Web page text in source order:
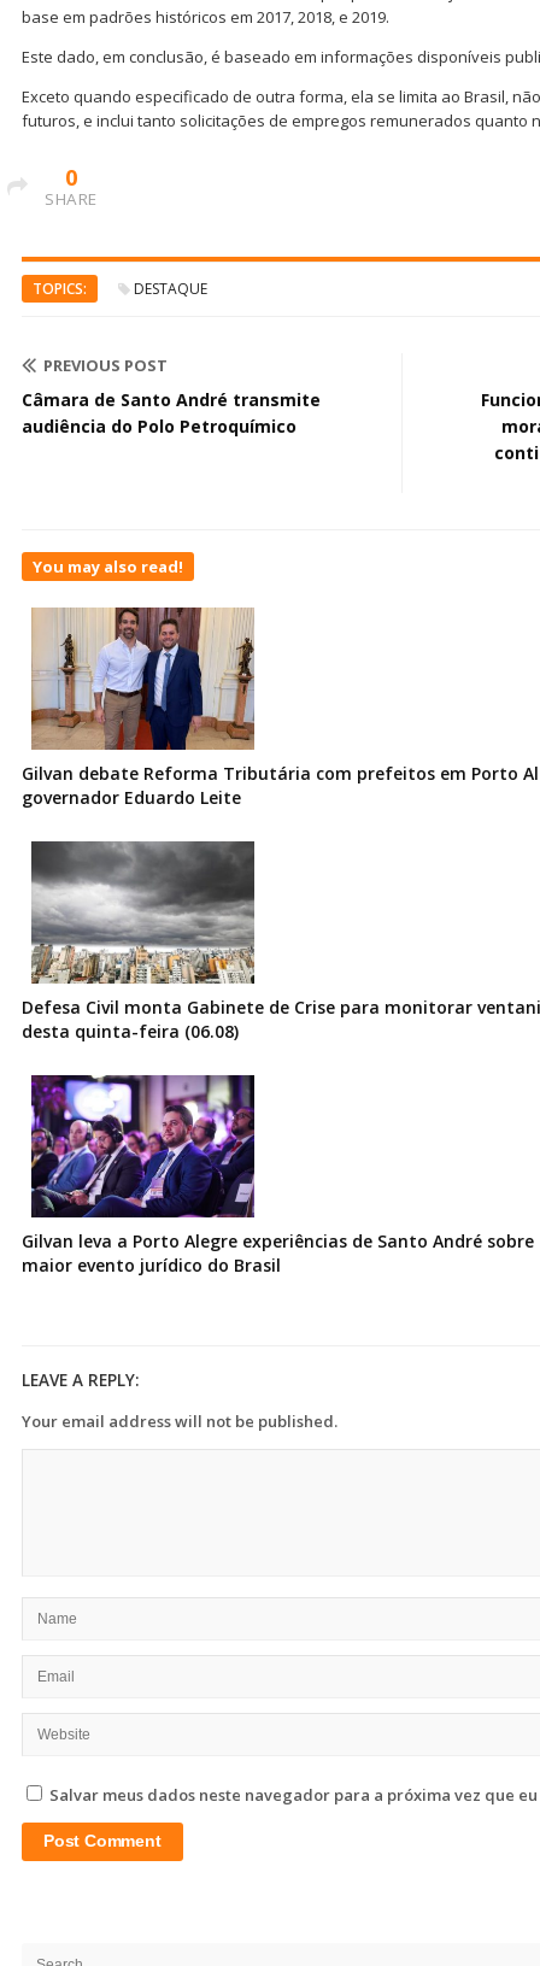
base em padrões históricos em 2017, 2018, e 2019.
Este dado, em conclusão, é baseado em informações disponíveis
Exceto quando especificado de outra forma, ela se limita ao Brasil,
futuros, e inclui tanto solicitações de empregos remunerados quanto
0
SHARE
TOPICS: DESTAQUE
PREVIOUS POST
Câmara de Santo André transmite
audiência do Polo Petroquímico
You may also read!
Gilvan debate Reforma Tributária com prefeitos em Porto
governador Eduardo Leite
Defesa Civil monta Gabinete de Crise para monitorar
desta quinta-feira (06.08)
Gilvan leva a Porto Alegre experiências de Santo André
maior evento jurídico do Brasil
LEAVE A REPLY:
Your email address will not be published.
Salvar meus dados neste navegador para a próxima vez que
Search